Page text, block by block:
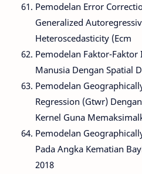
Pemodelan Error
Generalized
Heteroscedasticity (Ecm
Pemodelan Faktor-
Manusia Dengan Spatial
Pemodelan
Regression (Gtwr)
Kernel Guna
Pemodelan
Pada Angka Kematian
2018